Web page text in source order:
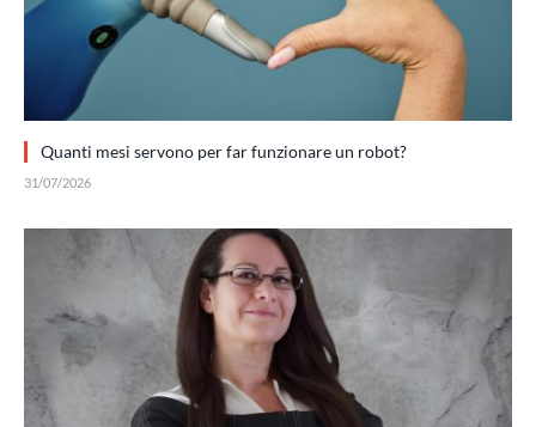
Quanti mesi servono per far funzionare un robot?
31/07/2026